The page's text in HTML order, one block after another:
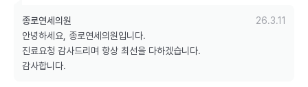
종로연세의원
26.3.11
안녕하세요, 종로연세의원입니다.
진료요청 감사드리며 항상 최선을 다하겠습니다.
감사합니다.